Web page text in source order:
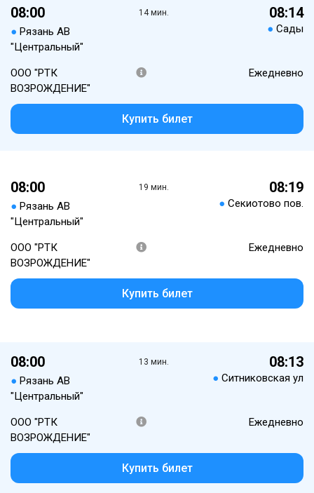
08:00
● Рязань АВ
"Центральный"
14 мин. 08:14
● Сады
ООО "РТК
ВОЗРОЖДЕНИЕ"
Ежедневно
Купить билет
08:00
● Рязань АВ
"Центральный"
19 мин. 08:19
● Секиотово пов.
ООО "РТК
ВОЗРОЖДЕНИЕ"
Ежедневно
Купить билет
08:00
● Рязань АВ
"Центральный"
13 мин. 08:13
● Ситниковская ул
ООО "РТК
ВОЗРОЖДЕНИЕ"
Ежедневно
Купить билет